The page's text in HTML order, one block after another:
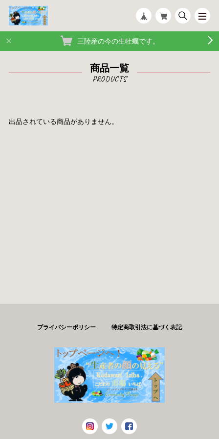
三陸産の今の生牡蠣です。
商品一覧
出品されている商品がありません。
プライバシーポリシー 特定商取引法に基づく表記